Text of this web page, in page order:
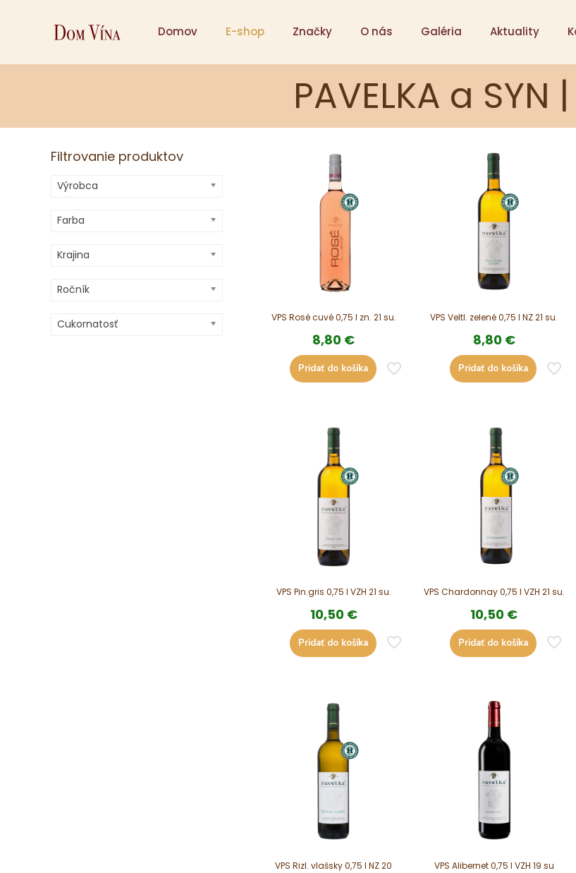
Domov E-shop Značky O nás Galéria Aktuality
PAVELKA a SYN
VPS Rosé cuvé 0,75 l zn. 21 su.
8,80 €
Pridať do košíka
VPS Veltl. zelené 0,75 l NZ 21 su.
8,80 €
Pridať do košíka
VPS Pin.gris 0,75 l VZH 21 su.
10,50 €
Pridať do košíka
VPS Chardonnay 0,75 l VZH 21 su.
10,50 €
Pridať do košíka
VPS Rizl. vlašsky 0,75 l NZ 20 VPS Alibernet 0,75 l VZH 19 su
Filtrovanie produktov
Výrobca
Farba
Krajina
Ročník
Cukornatosť